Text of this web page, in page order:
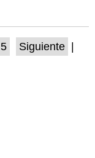
5 Siguiente